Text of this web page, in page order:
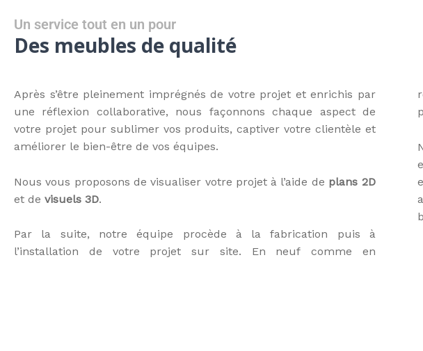
Un service tout en un pour
Des meubles de qualité
Après s’être pleinement imprégnés de votre projet et enrichis par
une réflexion collaborative, nous façonnons chaque aspect de
votre projet pour sublimer vos produits, captiver votre clientèle et
améliorer le bien-être de vos équipes.
Nous vous proposons de visualiser votre projet à l’aide de plans 2D
et de visuels 3D.
Par la suite, notre équipe procède à la fabrication puis à
l’installation de votre projet sur site. En neuf comme en